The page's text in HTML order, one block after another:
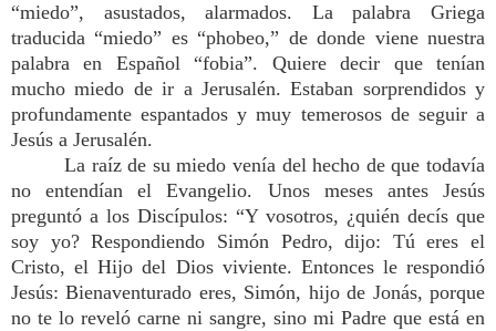
“miedo”, asustados, alarmados. La palabra Griega
traducida “miedo” es “phobeo,” de donde viene nuestra
palabra en Español “fobia”. Quiere decir que tenían
mucho miedo de ir a Jerusalén. Estaban sorprendidos y
profundamente espantados y muy temerosos de seguir a
Jesús a Jerusalén.
La raíz de su miedo venía del hecho de que todavía
no entendían el Evangelio. Unos meses antes Jesús
preguntó a los Discípulos: “Y vosotros, ¿quién decís que
soy yo? Respondiendo Simón Pedro, dijo: Tú eres el
Cristo, el Hijo del Dios viviente. Entonces le respondió
Jesús: Bienaventurado eres, Simón, hijo de Jonás, porque
no te lo reveló carne ni sangre, sino mi Padre que está en